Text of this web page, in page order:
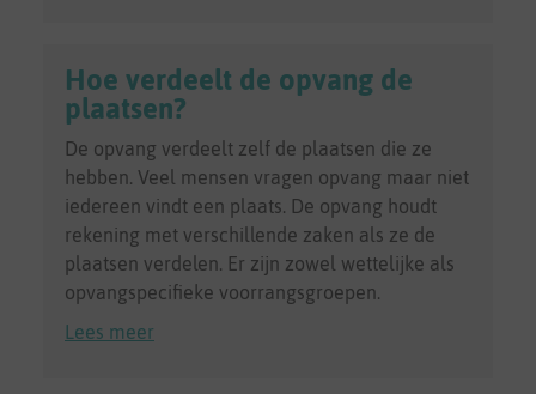
Hoe verdeelt de opvang de
plaatsen?
De opvang verdeelt zelf de plaatsen die ze
hebben. Veel mensen vragen opvang maar niet
iedereen vindt een plaats. De opvang houdt
rekening met verschillende zaken als ze de
plaatsen verdelen. Er zijn zowel wettelijke als
opvangspecifieke voorrangsgroepen.
Lees meer